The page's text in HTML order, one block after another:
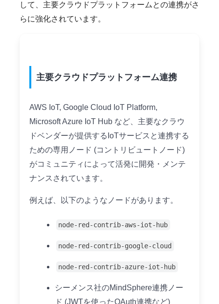
して、主要クラウドプラットフォームとの連携がさ
らに強化されています。
主要クラウドプラットフォーム連携
AWS IoT, Google Cloud IoT Platform,
Microsoft Azure IoT Hub など、主要なクラウ
ドベンダーが提供するIoTサービスと連携する
ための専用ノード (コントリビュートノード)
がコミュニティによって活発に開発・メンテ
ナンスされています。
例えば、以下のようなノードがあります。
node-red-contrib-aws-iot-hub
node-red-contrib-google-cloud
node-red-contrib-azure-iot-hub
シーメンス社のMindSphere連携ノー
ド (JWTを使ったOAuth連携など)